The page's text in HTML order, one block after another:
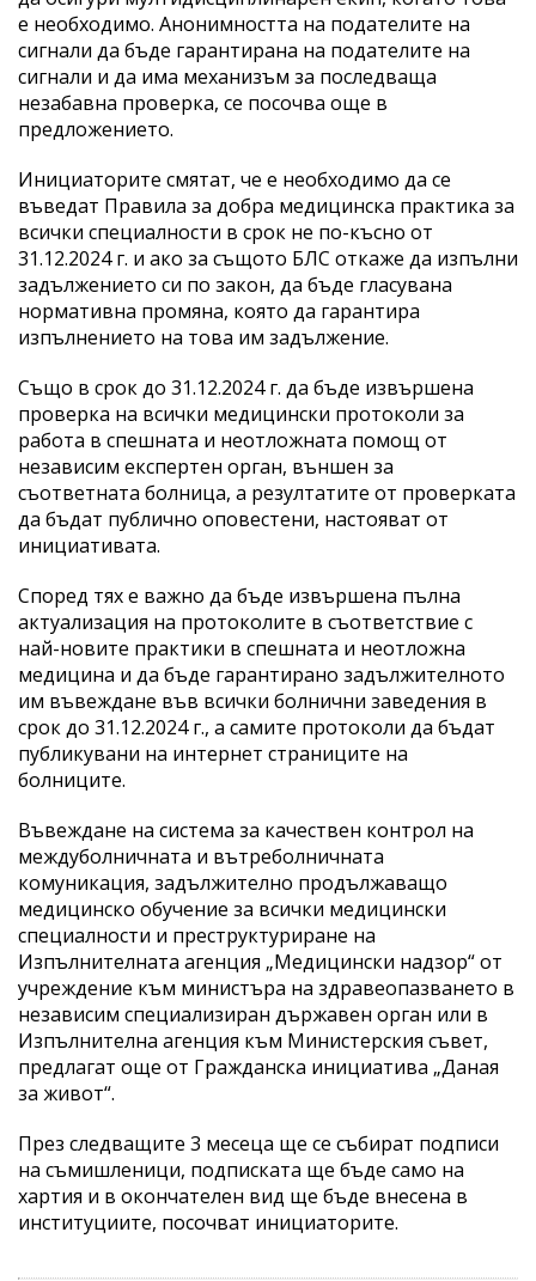
е необходимо. Анонимността на подателите на
сигнали да бъде гарантирана на подателите на
сигнали и да има механизъм за последваща
незабавна проверка, се посочва още в
предложението.
Инициаторите смятат, че е необходимо да се
въведат Правила за добра медицинска практика за
всички специалности в срок не по-късно от
31.12.2024 г. и ако за същото БЛС откаже да изпълни
задължението си по закон, да бъде гласувана
нормативна промяна, която да гарантира
изпълнението на това им задължение.
Също в срок до 31.12.2024 г. да бъде извършена
проверка на всички медицински протоколи за
работа в спешната и неотложната помощ от
независим експертен орган, външен за
съответната болница, а резултатите от проверката
да бъдат публично оповестени, настояват от
инициативата.
Според тях е важно да бъде извършена пълна
актуализация на протоколите в съответствие с
най-новите практики в спешната и неотложна
медицина и да бъде гарантирано задължителното
им въвеждане във всички болнични заведения в
срок до 31.12.2024 г., а самите протоколи да бъдат
публикувани на интернет страниците на
болниците.
Въвеждане на система за качествен контрол на
междуболничната и вътреболничната
комуникация, задължително продължаващо
медицинско обучение за всички медицински
специалности и преструктуриране на
Изпълнителната агенция „Медицински надзор“ от
учреждение към министъра на здравеопазването в
независим специализиран държавен орган или в
Изпълнителна агенция към Министерския съвет,
предлагат още от Гражданска инициатива „Даная
за живот“.
През следващите 3 месеца ще се събират подписи
на съмишленици, подписката ще бъде само на
хартия и в окончателен вид ще бъде внесена в
институциите, посочват инициаторите.